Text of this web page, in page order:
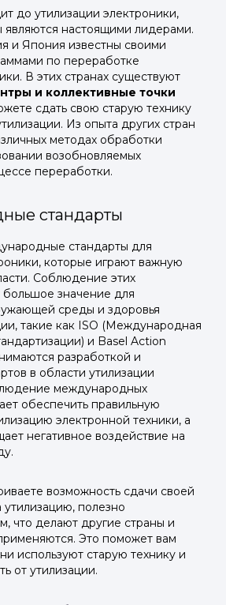
до утилизации электроники,
являются настоящими лидерами.
и Япония известны своими
по переработке
В этих странах существуют
и коллективные точки
сдать свою старую технику
Из опыта других стран
методах обработки
возобновляемых
переработки.
стандарты
стандарты для
которые играют важную
Соблюдение этих
большое значение для
среды и здоровья
такие как ISO (Международная
и Basel Action
разработкой и
в области утилизации
международных
обеспечить правильную
электронной техники, а
негативное воздействие на
возможность сдачи своей
утилизацию, полезно
что делают другие страны и
Это поможет вам
используют старую технику и
от утилизации.